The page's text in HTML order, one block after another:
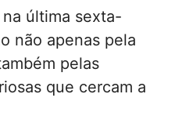
última sexta-
não apenas pela
pelas
que cercam a